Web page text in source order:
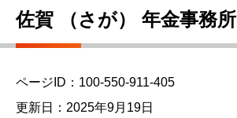
す
こ
佐賀 （さが） 年金事務所
ページID：100-550-911-405
更新日：2025年9月19日